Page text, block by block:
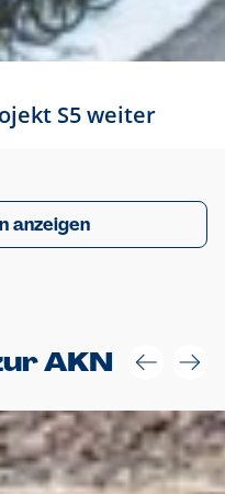
S5 weiter
anzeigen
AKN